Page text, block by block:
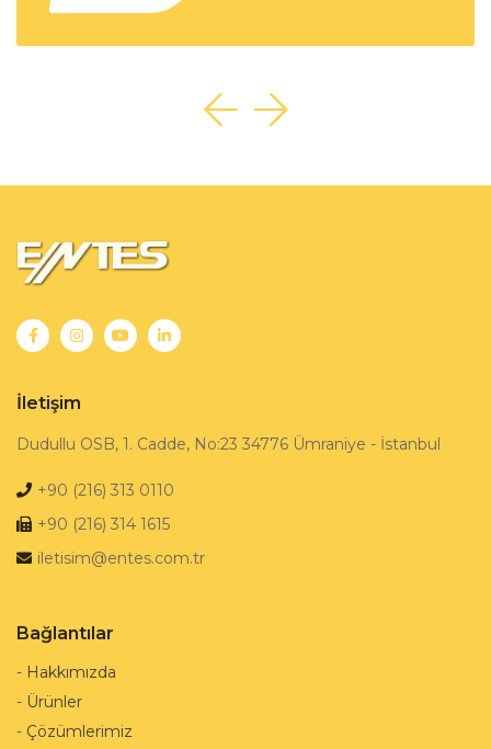
İletişim
Dudullu OSB, 1. Cadde, No:23 34776 Ümraniye - İstanbul
+90 (216) 313 0110
+90 (216) 314 1615
iletisim@entes.com.tr
Bağlantılar
- Hakkımızda
- Ürünler
- Çözümlerimiz